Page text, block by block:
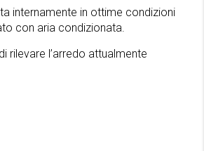
internamente in ottime condizioni
con aria condizionata.
rilevare l’arredo attualmente